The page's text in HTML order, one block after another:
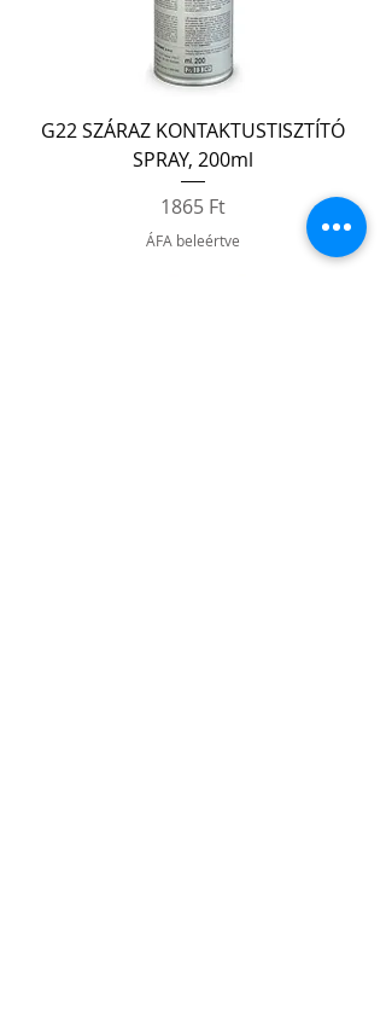
G22 SZÁRAZ KONTAKTUSTISZTÍTÓ
SPRAY, 200ml
Ár
1865 Ft
ÁFA beleértve